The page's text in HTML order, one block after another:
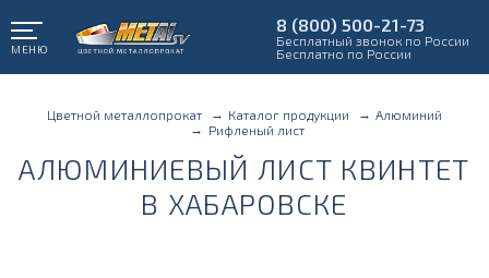
МЕНЮ
8 (800) 500-21-73
Бесплатный звонок по России
Бесплатно по России
Цветной металлопрокат Каталог продукции
Алюминий
Рифленый лист
АЛЮМИНИЕВЫЙ ЛИСТ КВИНТЕТ
В ХАБАРОВСКЕ